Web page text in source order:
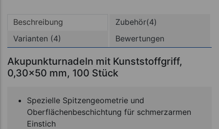
Beschreibung
Zubehör(4)
Varianten (4)
Bewertungen
Akupunkturnadeln mit Kunststoffgriff,
0,30x50 mm, 100 Stück
Spezielle Spitzengeometrie und
Oberflächenbeschichtung für schmerzarmen
Einstich